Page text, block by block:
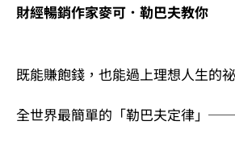
財經暢銷作家麥可．勒巴夫教你
既能賺飽錢，也能過上理想人生的祕
全世界最簡單的「勒巴夫定律」──